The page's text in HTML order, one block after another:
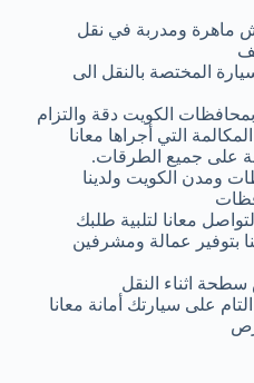
ماهرة ومدربة في نقل
المختصة بالنقل الى
الكويت دقة والتزام
التي أجراها معانا
ومدن الكويت ولدينا
معانا لتلبية طلبك
بتوفير عمالة ومشرفين
اثناء النقل
على سيارتك أمانة معانا